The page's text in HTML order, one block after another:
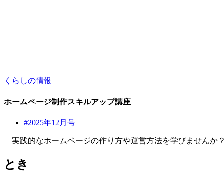
くらしの情報
ホームページ制作スキルアップ講座
#2025年12月号
実践的なホームページの作り方や運営方法を学びませんか？
とき